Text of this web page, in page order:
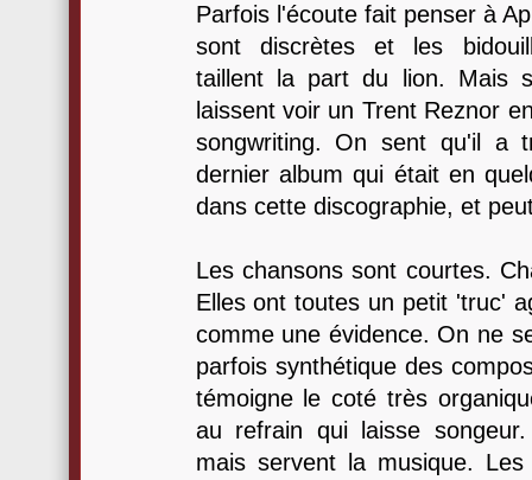
Parfois l'écoute fait penser à
sont discrètes et les
taillent la part du lion. Mais
laissent voir un Trent Reznor
songwriting. On sent qu'il a
dernier album qui était en
dans cette discographie, et
Les chansons sont courtes.
Elles ont toutes un petit 'truc'
comme une évidence. On ne
parfois synthétique des
témoigne le coté très
au refrain qui laisse
mais servent la musique.